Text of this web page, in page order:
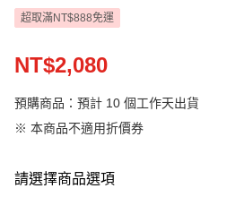
超取滿NT$888免運
NT$2,080
預購商品：預計 10 個工作天出貨
※ 本商品不適用折價券
請選擇商品選項